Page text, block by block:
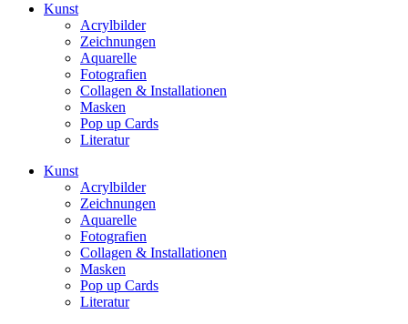
Kunst
Acrylbilder
Zeichnungen
Aquarelle
Fotografien
Collagen & Installationen
Masken
Pop up Cards
Literatur
Kunst
Acrylbilder
Zeichnungen
Aquarelle
Fotografien
Collagen & Installationen
Masken
Pop up Cards
Literatur